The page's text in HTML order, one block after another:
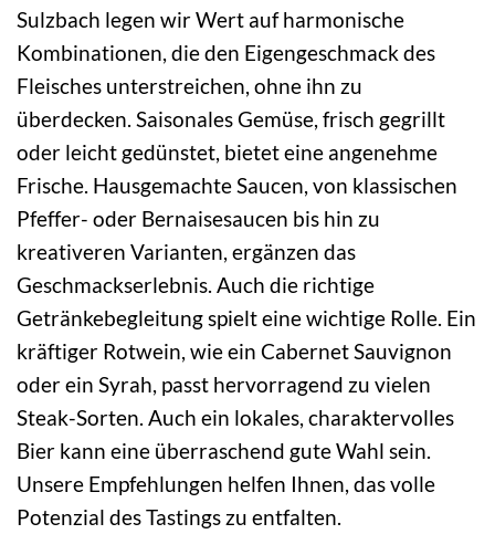
Sulzbach legen wir Wert auf harmonische
Kombinationen, die den Eigengeschmack des
Fleisches unterstreichen, ohne ihn zu
überdecken. Saisonales Gemüse, frisch gegrillt
oder leicht gedünstet, bietet eine angenehme
Frische. Hausgemachte Saucen, von klassischen
Pfeffer- oder Bernaisesaucen bis hin zu
kreativeren Varianten, ergänzen das
Geschmackserlebnis. Auch die richtige
Getränkebegleitung spielt eine wichtige Rolle. Ein
kräftiger Rotwein, wie ein Cabernet Sauvignon
oder ein Syrah, passt hervorragend zu vielen
Steak-Sorten. Auch ein lokales, charaktervolles
Bier kann eine überraschend gute Wahl sein.
Unsere Empfehlungen helfen Ihnen, das volle
Potenzial des Tastings zu entfalten.